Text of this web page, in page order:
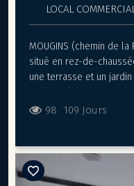
LOCAL
MOUGINS (chemin de
situé en rez-de-
une terrasse et un
dispose de 2 places de
+ taxe foncière à régler
2500€ Activités
98 109 Jours